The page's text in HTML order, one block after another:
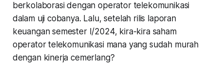
berkolaborasi dengan operator telekomunikasi
dalam uji cobanya. Lalu, setelah rilis laporan
keuangan semester I/2024, kira-kira saham
operator telekomunikasi mana yang sudah murah
dengan kinerja cemerlang?